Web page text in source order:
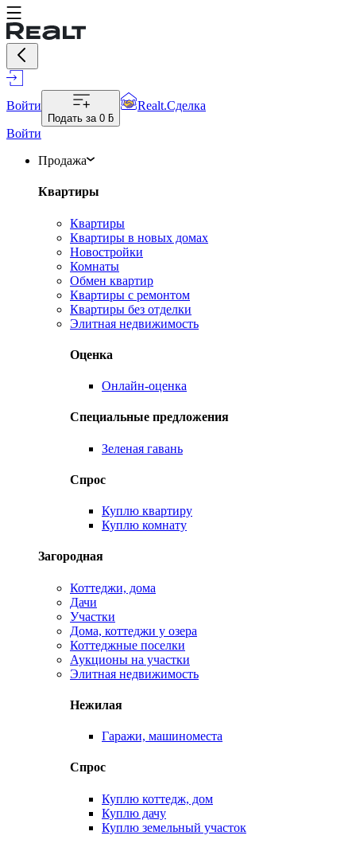
Войти
Подать за 0 ƃ
Realt.Сделка
Войти
Продажа
Квартиры
Квартиры
Квартиры в новых домах
Новостройки
Комнаты
Обмен квартир
Квартиры с ремонтом
Квартиры без отделки
Элитная недвижимость
Оценка
Онлайн-оценка
Специальные предложения
Зеленая гавань
Спрос
Куплю квартиру
Куплю комнату
Загородная
Коттеджи, дома
Дачи
Участки
Дома, коттеджи у озера
Коттеджные поселки
Аукционы на участки
Элитная недвижимость
Нежилая
Гаражи, машиноместа
Спрос
Куплю коттедж, дом
Куплю дачу
Куплю земельный участок